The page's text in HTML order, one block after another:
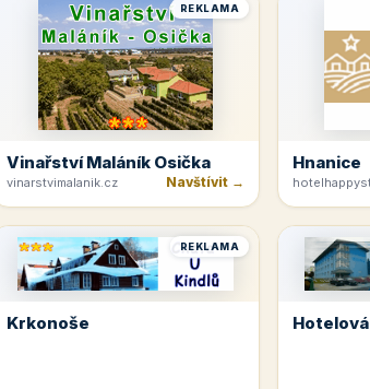
REKLAMA
Vinařství Maláník Osička
vinarstvimalanik.cz Navštívit →
Hnanice
REKLAMA
Krkonoše